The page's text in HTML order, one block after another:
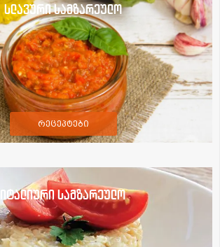
სლავური სამზარეულო
რეცეპტები
იტალიური სამზარეულო